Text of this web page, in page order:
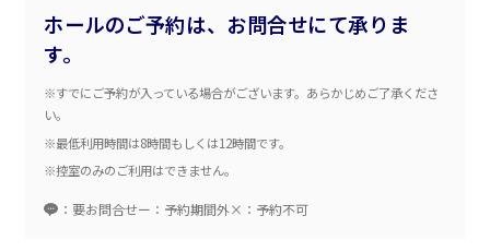
ホールのご予約は、お問合せにて承りま
す。
※すでにご予約が入っている場合がございます。あらかじめご了承くださ
い。
※最低利用時間は8時間もしくは12時間です。
※控室のみのご利用はできません。
：要お問合せー：予約期間外×：予約不可
エリア／施設
新宿・高田馬場エリア
ベルサール新宿南口
ベルサール新宿グランド
秋葉原・神田・東京エリア